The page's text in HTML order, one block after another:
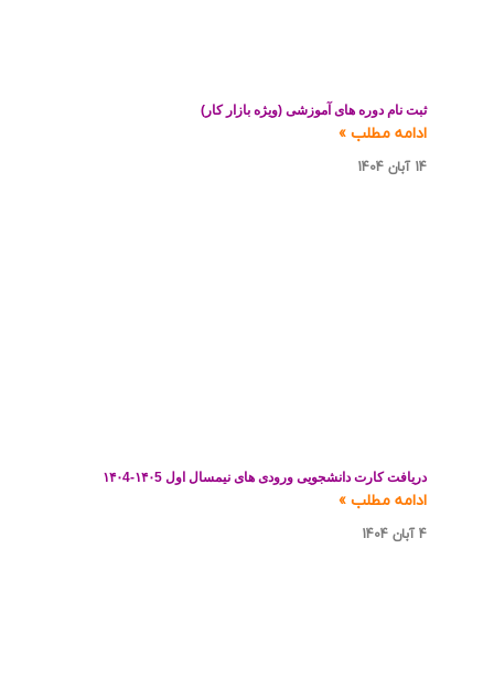
ثبت نام دوره های آموزشی (ویژه بازار کار)
ادامه مطلب »
14 آبان 1404
دریافت کارت دانشجویی ورودی های نیمسال اول ۱۴۰5-۱۴۰4
ادامه مطلب »